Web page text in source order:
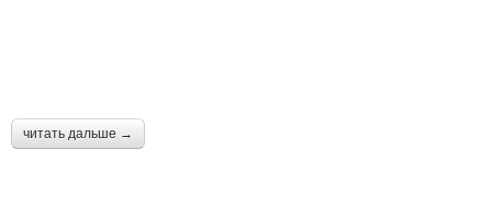
читать дальше →